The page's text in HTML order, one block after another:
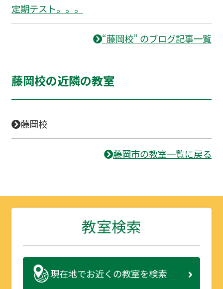
定期テスト。。。
“藤岡校” のブログ記事一覧
藤岡校の近隣の教室
藤岡校
藤岡市の教室一覧に戻る
教室検索
現在地でお近くの教室を検索